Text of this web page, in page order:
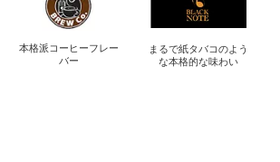
本格派コーヒーフレー
バー
まるで紙タバコのよう
な本格的な味わい